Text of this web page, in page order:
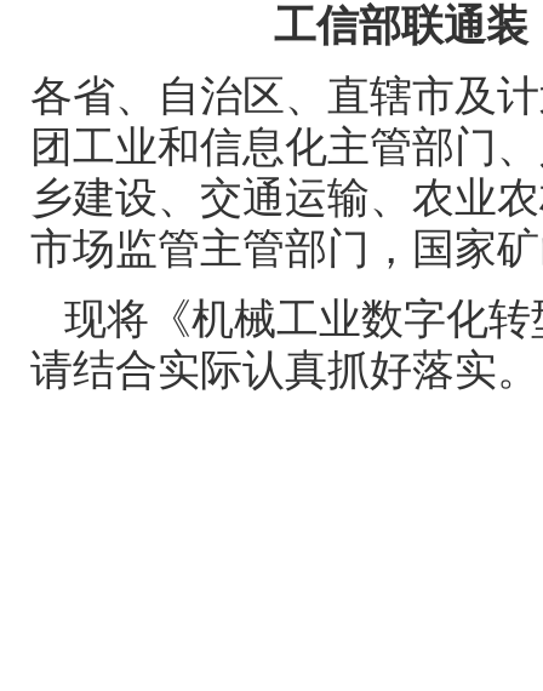
工信部联通装
各省、自治区、直辖市及
团工业和信息化主管部门
乡建设、交通运输、农业
市场监管主管部门，国家
现将《机械工业数字化
请结合实际认真抓好落实。